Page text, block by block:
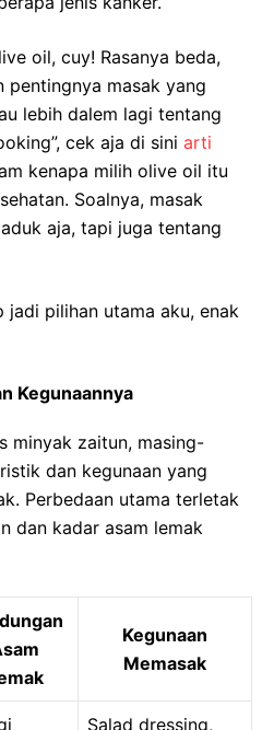
oil, cuy! Rasanya beda,
pentingnya masak yang
lebih dalem lagi tentang
cek aja di sini arti
kenapa milih olive oil itu
Soalnya, masak
aja, tapi juga tentang
pilihan utama aku, enak
Kegunaannya
minyak zaitun, masing-
dan kegunaan yang
Perbedaan utama terletak
dan kadar asam lemak
Kegunaan
Memasak
Salad dressing,